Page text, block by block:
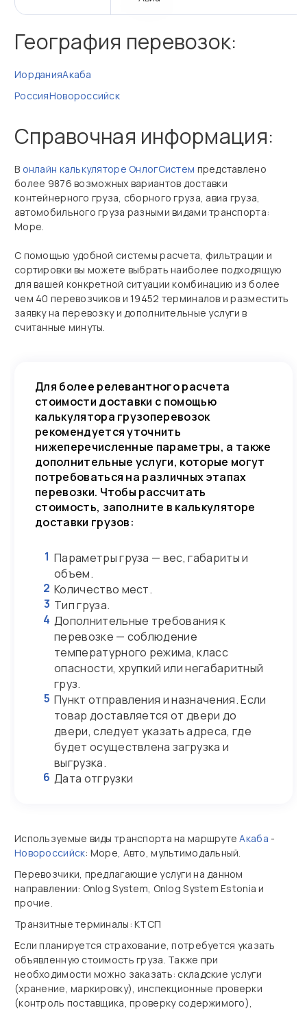
География перевозок:
ИорданияАкаба
РоссияНовороссийск
Справочная информация:
В онлайн калькуляторе ОнлогСистем представлено
более 9876 возможных вариантов доставки
контейнерного груза, сборного груза, авиа груза,
автомобильного груза разными видами транспорта:
Море.
С помощью удобной системы расчета, фильтрации и
сортировки вы можете выбрать наиболее подходящую
для вашей конкретной ситуации комбинацию из более
чем 40 перевозчиков и 19452 терминалов и разместить
заявку на перевозку и дополнительные услуги в
считанные минуты.
Для более релевантного расчета
стоимости доставки с помощью
калькулятора грузоперевозок
рекомендуется уточнить
нижеперечисленные параметры, а также
дополнительные услуги, которые могут
потребоваться на различных этапах
перевозки. Чтобы рассчитать
стоимость, заполните в калькуляторе
доставки грузов:
1 Параметры груза — вес, габариты и
объем.
2 Количество мест.
3 Тип груза.
4 Дополнительные требования к
перевозке — соблюдение
температурного режима, класс
опасности, хрупкий или негабаритный
груз.
5 Пункт отправления и назначения. Если
товар доставляется от двери до
двери, следует указать адреса, где
будет осуществлена загрузка и
выгрузка.
6 Дата отгрузки
Используемые виды транспорта на маршрутеАкаба -
Новороссийск: Море, Авто, мультимодальный.
Перевозчики, предлагающие услуги на данном
направлении: Onlog System, Onlog System Estonia и
прочие.
Транзитные терминалы: КТСП
Если планируется страхование, потребуется указать
объявленную стоимость груза. Также при
необходимости можно заказать: складские услуги
(хранение, маркировку), инспекционные проверки
(контроль поставщика, проверку содержимого),